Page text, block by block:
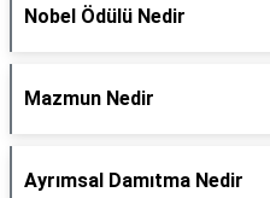
Nobel Ödülü Nedir
Mazmun Nedir
Ayrımsal Damıtma Nedir